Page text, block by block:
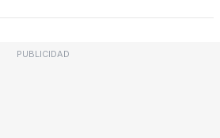
PUBLICIDAD